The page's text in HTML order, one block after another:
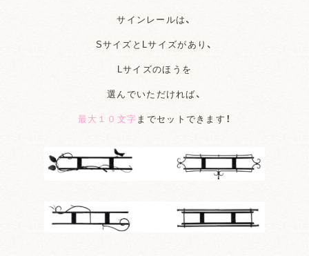
サインレールは、
SサイズとLサイズがあり、
Lサイズのほうを
選んでいただければ、
最大１０文字までセットできます！